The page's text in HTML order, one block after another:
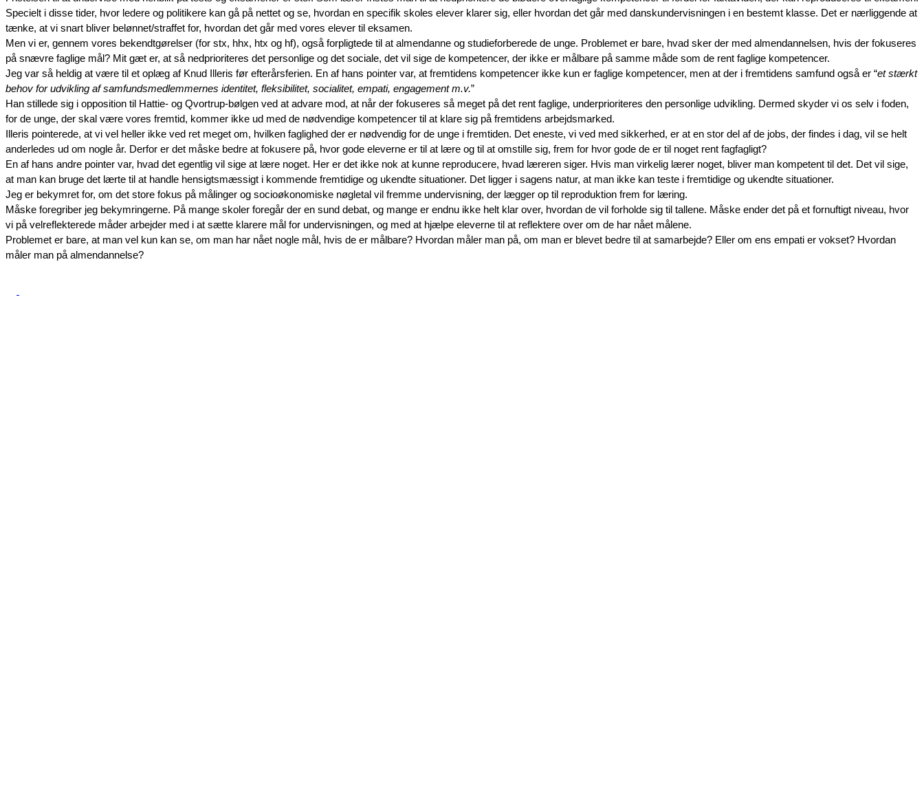
Specielt i disse tider, hvor ledere og politikere kan gå på nettet og se, hvordan en specifik skoles elever klarer sig, eller hvordan det går med danskundervisningen i en bestemt klasse. Det er nærliggende at
tænke, at vi snart bliver belønnet/straffet for, hvordan det går med vores elever til eksamen.
Men vi er, gennem vores bekendtgørelser (for stx, hhx, htx og hf), også forpligtede til at almendanne og studieforberede de unge. Problemet er bare, hvad sker der med almendannelsen, hvis der fokuseres
på snævre faglige mål? Mit gæt er, at så nedprioriteres det personlige og det sociale, det vil sige de kompetencer, der ikke er målbare på samme måde som de rent faglige kompetencer.
Jeg var så heldig at være til et oplæg af Knud Illeris før efterårsferien. En af hans pointer var, at fremtidens kompetencer ikke kun er faglige kompetencer, men at der i fremtidens samfund også er “et stærkt
behov for udvikling af samfundsmedlemmernes identitet, fleksibilitet, socialitet, empati, engagement m.v.”
Han stillede sig i opposition til Hattie- og Qvortrup-bølgen ved at advare mod, at når der fokuseres så meget på det rent faglige, underprioriteres den personlige udvikling. Dermed skyder vi os selv i foden,
for de unge, der skal være vores fremtid, kommer ikke ud med de nødvendige kompetencer til at klare sig på fremtidens arbejdsmarked.
Illeris pointerede, at vi vel heller ikke ved ret meget om, hvilken faglighed der er nødvendig for de unge i fremtiden. Det eneste, vi ved med sikkerhed, er at en stor del af de jobs, der findes i dag, vil se helt
anderledes ud om nogle år. Derfor er det måske bedre at fokusere på, hvor gode eleverne er til at lære og til at omstille sig, frem for hvor gode de er til noget rent fagfagligt?
En af hans andre pointer var, hvad det egentlig vil sige at lære noget. Her er det ikke nok at kunne reproducere, hvad læreren siger. Hvis man virkelig lærer noget, bliver man kompetent til det. Det vil sige,
at man kan bruge det lærte til at handle hensigtsmæssigt i kommende fremtidige og ukendte situationer. Det ligger i sagens natur, at man ikke kan teste i fremtidige og ukendte situationer.
Jeg er bekymret for, om det store fokus på målinger og socioøkonomiske nøgletal vil fremme undervisning, der lægger op til reproduktion frem for læring.
Måske foregriber jeg bekymringerne. På mange skoler foregår der en sund debat, og mange er endnu ikke helt klar over, hvordan de vil forholde sig til tallene. Måske ender det på et fornuftigt niveau, hvor
vi på velreflekterede måder arbejder med i at sætte klarere mål for undervisningen, og med at hjælpe eleverne til at reflektere over om de har nået målene.
Problemet er bare, at man vel kun kan se, om man har nået nogle mål, hvis de er målbare? Hvordan måler man på, om man er blevet bedre til at samarbejde? Eller om ens empati er vokset? Hvordan
måler man på almendannelse?